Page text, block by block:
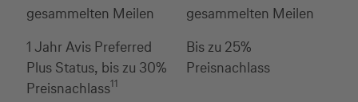
gesammelten Meilen
1 Jahr Avis Preferred
Plus Status, bis zu 30%
Preisnachlass11
gesammelten Meilen
Bis zu 25%
Preisnachlass